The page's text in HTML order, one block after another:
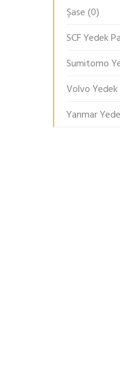
Şase(0)
SCF Yedek
Sumitomo
Volvo Yedek
Yanmar